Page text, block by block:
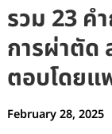
รวม 23 ค
การผ่าตัด
ตอบโดย
February 28, 2025